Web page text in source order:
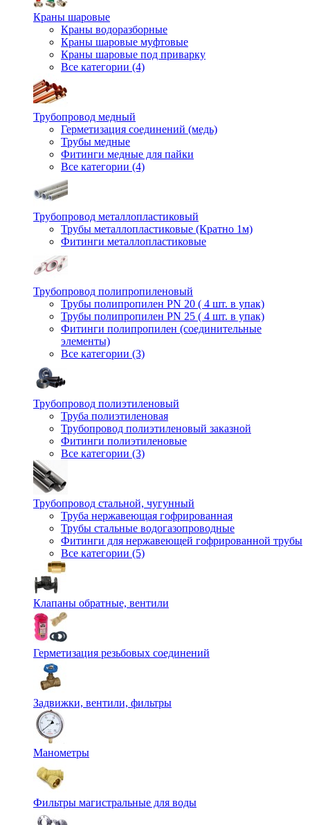
Краны шаровые
Краны водоразборные
Краны шаровые муфтовые
Краны шаровые под приварку
Все категории (4)
Трубопровод медный
Герметизация соединений (медь)
Трубы медные
Фитинги медные для пайки
Все категории (4)
Трубопровод металлопластиковый
Трубы металлопластиковые (Кратно 1м)
Фитинги металлопластиковые
Трубопровод полипропиленовый
Трубы полипропилен PN 20 ( 4 шт. в упак)
Трубы полипропилен PN 25 ( 4 шт. в упак)
Фитинги полипропилен (cоединительные
элементы)
Все категории (3)
Трубопровод полиэтиленовый
Труба полиэтиленовая
Трубопровод полиэтиленовый заказной
Фитинги полиэтиленовые
Все категории (3)
Трубопровод стальной, чугунный
Труба нержавеющая гофрированная
Трубы стальные водогазопроводные
Фитинги для нержавеющей гофрированной трубы
Все категории (5)
Клапаны обратные, вентили
Герметизация резьбовых соединений
Задвижки, вентили, фильтры
Манометры
Фильтры магистральные для воды